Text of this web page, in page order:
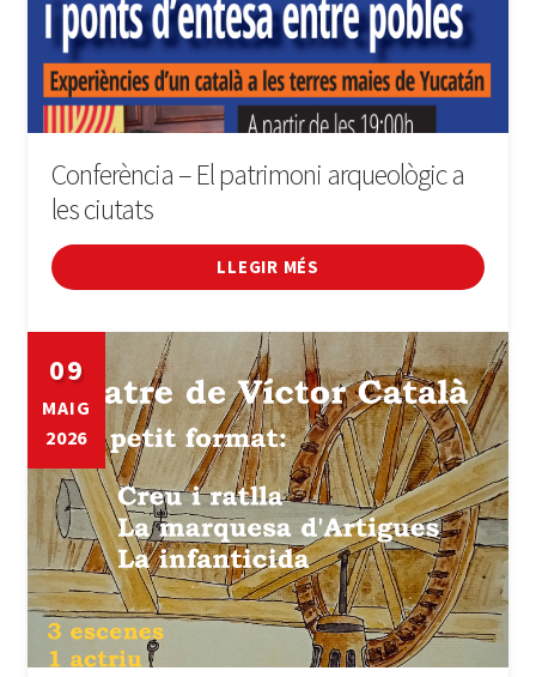
Conferència – El patrimoni arqueològic a
les ciutats
LLEGIR MÉS
09
MAIG
2026